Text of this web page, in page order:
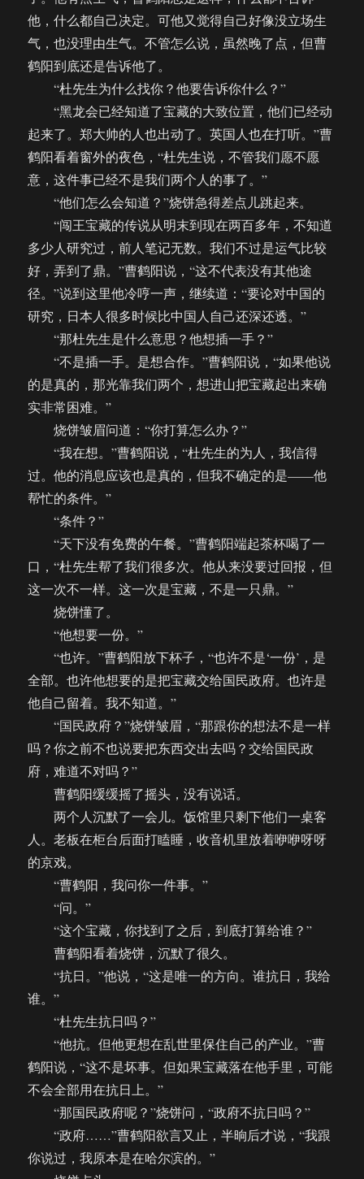
他，什么都自己决定。可他又觉得自己好像没立场生
气，也没理由生气。不管怎么说，虽然晚了点，但曹
鹤阳到底还是告诉他了。
“杜先生为什么找你？他要告诉你什么？”
“黑龙会已经知道了宝藏的大致位置，他们已经动
起来了。郑大帅的人也出动了。英国人也在打听。”曹
鹤阳看着窗外的夜色，“杜先生说，不管我们愿不愿
意，这件事已经不是我们两个人的事了。”
“他们怎么会知道？”烧饼急得差点儿跳起来。
“闯王宝藏的传说从明末到现在两百多年，不知道
多少人研究过，前人笔记无数。我们不过是运气比较
好，弄到了鼎。”曹鹤阳说，“这不代表没有其他途
径。”说到这里他冷哼一声，继续道：“要论对中国的
研究，日本人很多时候比中国人自己还深还透。”
“那杜先生是什么意思？他想插一手？”
“不是插一手。是想合作。”曹鹤阳说，“如果他说
的是真的，那光靠我们两个，想进山把宝藏起出来确
实非常困难。”
烧饼皱眉问道：“你打算怎么办？”
“我在想。”曹鹤阳说，“杜先生的为人，我信得
过。他的消息应该也是真的，但我不确定的是——他
帮忙的条件。”
“条件？”
“天下没有免费的午餐。”曹鹤阳端起茶杯喝了一
口，“杜先生帮了我们很多次。他从来没要过回报，但
这一次不一样。这一次是宝藏，不是一只鼎。”
烧饼懂了。
“他想要一份。”
“也许。”曹鹤阳放下杯子，“也许不是‘一份’，是
全部。也许他想要的是把宝藏交给国民政府。也许是
他自己留着。我不知道。”
“国民政府？”烧饼皱眉，“那跟你的想法不是一样
吗？你之前不也说要把东西交出去吗？交给国民政
府，难道不对吗？”
曹鹤阳缓缓摇了摇头，没有说话。
两个人沉默了一会儿。饭馆里只剩下他们一桌客
人。老板在柜台后面打瞌睡，收音机里放着咿咿呀呀
的京戏。
“曹鹤阳，我问你一件事。”
“问。”
“这个宝藏，你找到了之后，到底打算给谁？”
曹鹤阳看着烧饼，沉默了很久。
“抗日。”他说，“这是唯一的方向。谁抗日，我给
谁。”
“杜先生抗日吗？”
“他抗。但他更想在乱世里保住自己的产业。”曹
鹤阳说，“这不是坏事。但如果宝藏落在他手里，可能
不会全部用在抗日上。”
“那国民政府呢？”烧饼问，“政府不抗日吗？”
“政府……”曹鹤阳欲言又止，半晌后才说，“我跟
你说过，我原本是在哈尔滨的。”